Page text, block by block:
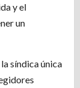
y el
un
síndica única